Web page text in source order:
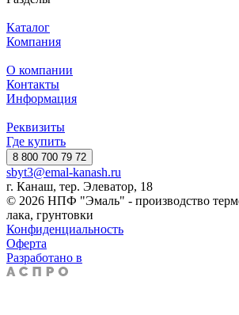
Каталог
Компания
О компании
Контакты
Информация
Реквизиты
Где купить
8 800 700 79 72
sbyt3@emal-kanash.ru
г. Канаш, тер. Элеватор, 18
© 2026 НПФ "Эмаль" - производство
лака, грунтовки
Конфиденциальность
Оферта
Разработано в